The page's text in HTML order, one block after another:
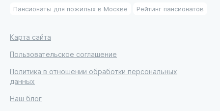
Пансионаты для пожилых в Москве Рейтинг пансионатов
Карта сайта
Пользовательское соглашение
Политика в отношении обработки персональных
данных
Наш блог